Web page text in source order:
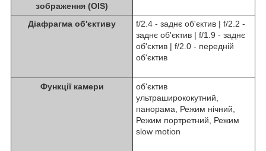
зображення (OIS)
Діафрагма об'єктиву
f/2.4 - заднє об'єктив | f/2.2 -
заднє об'єктив | f/1.9 - заднє
об'єктив | f/2.0 - передній
об'єктив
Функції камери
об'єктив
ультраширококутний,
панорама, Режим нічний,
Режим портретний, Режим
slow motion